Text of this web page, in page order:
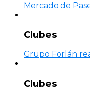
Mercado de
Clubes
Grupo Forlán
Clubes